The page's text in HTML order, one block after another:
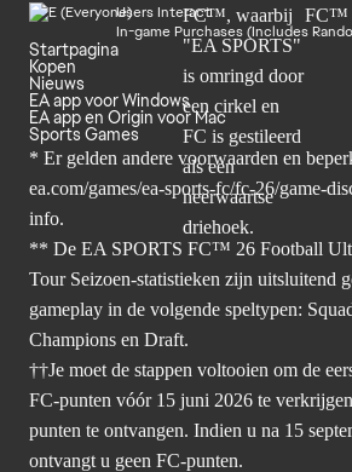
Users Interact
In-game Purchases (Includes
Startpagina
Kopen
Nieuws
EA app voor Windows
EA app en Origin voor Mac
Sports Games
* Er gelden andere voorwaarden en
ea.com/games/ea-sports-fc/fc-26/game-
info.
** De EA SPORTS FC™ 26 Football
Tour Seizoen-statistieken zijn uitsluitend
gameplay in de volgende speltypen:
Champions en Draft.
††Je moet de stappen voltooien om de
FC-punten vóór 15 juni 2026 te
punten te ontvangen. Indien u na 15
ontvangt u geen FC-punten.